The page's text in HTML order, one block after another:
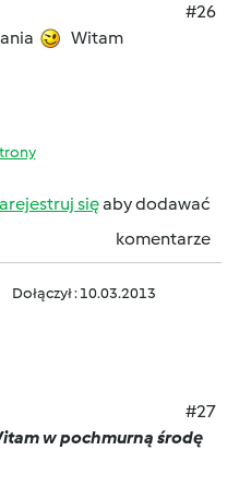
#26
Witam
sięaby dodawać
komentarze
Dołączył : 10.03.2013
#27
w pochmurną środę